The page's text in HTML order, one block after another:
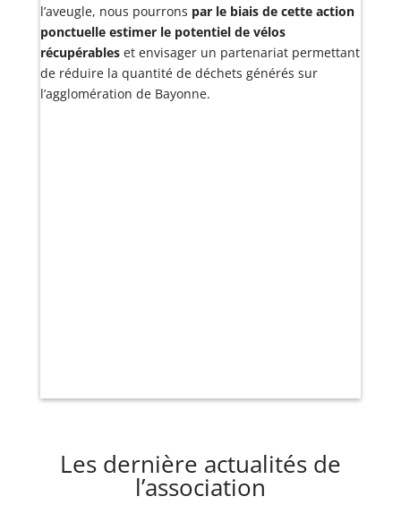
l’aveugle, nous pourrons par le biais decette action
ponctuelle estimer le potentiel de vélos
récupérables et envisager un partenariat permettant
de réduire la quantité de déchets générés sur
l’agglomération de Bayonne.
Les dernière actualités de
l’association